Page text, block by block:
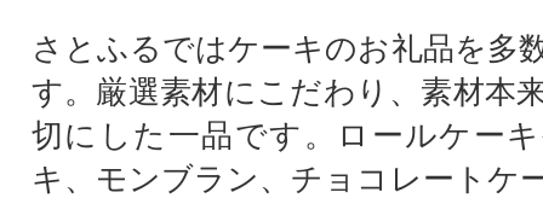
さとふるではケーキのお礼品を多
す。厳選素材にこだわり、素材本
切にした一品です。ロールケー
キ、モンブラン、チョコレートケ